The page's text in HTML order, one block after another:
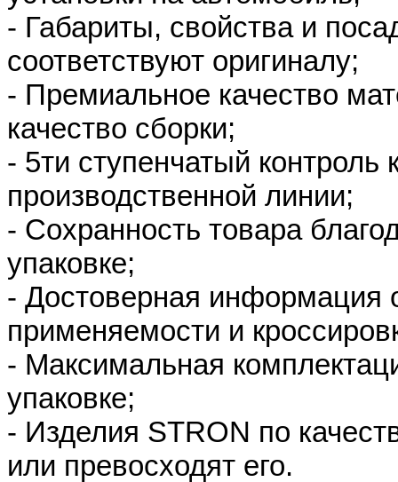
- Габариты, свойства и
соответствуют оригиналу;
- Премиальное качество
качество сборки;
- 5ти ступенчатый контроль
производственной линии;
- Сохранность товара
упаковке;
- Достоверная информация
применяемости и
- Максимальная
упаковке;
- Изделия STRON по
или превосходят его.